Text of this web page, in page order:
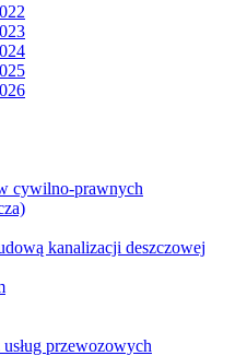
cywilno-prawnych
kanalizacji deszczowej
przewozowych